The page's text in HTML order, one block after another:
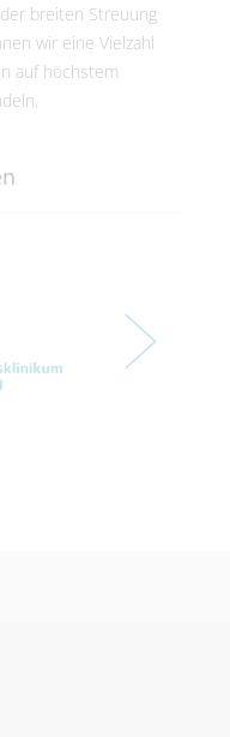
breiten Streuung
wir eine Vielzahl
auf höchstem